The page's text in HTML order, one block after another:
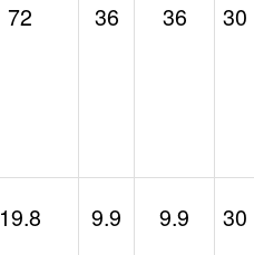
72 36 36 30
19.8 9.9 9.9
30